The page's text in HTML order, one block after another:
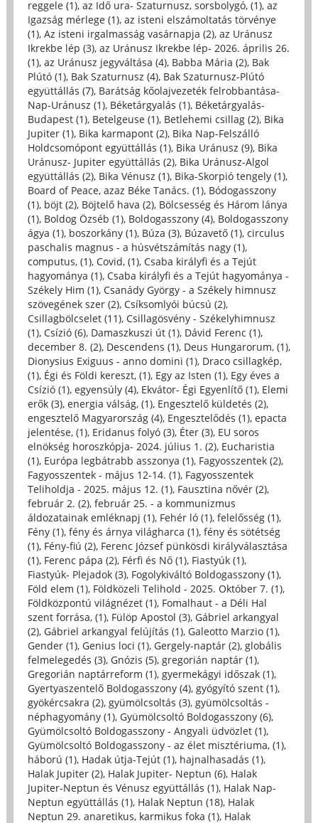
reggele (1), az Idő ura- Szaturnusz, sorsbolygó, (1), az
Igazság mérlege (1), az isteni elszámoltatás törvénye
(1), Az isteni irgalmasság vasárnapja (2), az Uránusz
Ikrekbe lép (3), az Uránusz Ikrekbe lép- 2026. április 26.
(1), az Uránusz jegyváltása (4), Babba Mária (2), Bak
Plútó (1), Bak Szaturnusz (4), Bak Szaturnusz-Plútó
együttállás (7), Barátság kőolajvezeték felrobbantása-
Nap-Uránusz (1), Béketárgyalás (1), Béketárgyalás-
Budapest (1), Betelgeuse (1), Betlehemi csillag (2), Bika
Jupiter (1), Bika karmapont (2), Bika Nap-Felszálló
Holdcsomópont együttállás (1), Bika Uránusz (9), Bika
Uránusz- Jupiter együttállás (2), Bika Uránusz-Algol
együttállás (2), Bika Vénusz (1), Bika-Skorpió tengely (1),
Board of Peace, azaz Béke Tanács. (1), Bódogasszony
(1), böjt (2), Böjtelő hava (2), Bölcsesség és Három lánya
(1), Boldog Özséb (1), Boldogasszony (4), Boldogasszony
ágya (1), boszorkány (1), Búza (3), Búzavető (1), circulus
paschalis magnus - a húsvétszámítás nagy (1),
computus, (1), Covid, (1), Csaba királyfi és a Tejút
hagyománya (1), Csaba királyfi és a Tejút hagyománya -
Székely Him (1), Csanády György - a Székely himnusz
szövegének szer (2), Csíksomlyói búcsú (2),
Csillagbölcselet (11), Csillagösvény - Székelyhimnusz
(1), Csízió (6), Damaszkuszi út (1), Dávid Ferenc (1),
december 8. (2), Descendens (1), Deus Hungarorum, (1),
Dionysius Exiguus - anno domini (1), Draco csillagkép,
(1), Égi és Földi kereszt, (1), Egy az Isten (1), Egy éves a
Csízió (1), egyensúly (4), Ekvátor- Égi Egyenlítő (1), Elemi
erők (3), energia válság, (1), Engesztelő küldetés (2),
engesztelő Magyarország (4), Engesztelődés (1), epacta
jelentése, (1), Eridanus folyó (3), Éter (3), EU soros
elnökség horoszkópja- 2024. július 1. (2), Eucharistia
(1), Európa legbátrabb asszonya (1), Fagyosszentek (2),
Fagyosszentek - május 12-14. (1), Fagyosszentek
Teliholdja - 2025. május 12. (1), Fausztina nővér (2),
február 2. (2), február 25. - a kommunizmus
áldozatainak emléknapj (1), Fehér ló (1), felelősség (1),
Fény (1), fény és árnya világharca (1), fény és sötétség
(1), Fény-fiú (2), Ferenc József pünkösdi királyválasztása
(1), Ferenc pápa (2), Férfi és Nő (1), Fiastyúk (1),
Fiastyúk- Plejadok (3), Fogolykiváltó Boldogasszony (1),
Föld elem (1), Földközeli Telihold - 2025. Október 7. (1),
Földközpontú világnézet (1), Fomalhaut - a Déli Hal
szent forrása, (1), Fülöp Apostol (3), Gábriel arkangyal
(2), Gábriel arkangyal felújítás (1), Galeotto Marzio (1),
Gender (1), Genius loci (1), Gergely-naptár (2), globális
felmelegedés (3), Gnózis (5), gregorián naptár (1),
Gregorián naptárreform (1), gyermekágyi időszak (1),
Gyertyaszentelő Boldogasszony (4), gyógyító szent (1),
gyökércsakra (2), gyümölcsoltás (3), gyümölcsoltás -
néphagyomány (1), Gyümölcsoltó Boldogasszony (6),
Gyümölcsoltó Boldogasszony - Angyali üdvözlet (1),
Gyümölcsoltó Boldogasszony - az élet misztériuma, (1),
háború (1), Hadak útja-Tejút (1), hajnalhasadás (1),
Halak Jupiter (2), Halak Jupiter- Neptun (6), Halak
Jupiter-Neptun és Vénusz együttállás (1), Halak Nap-
Neptun együttállás (1), Halak Neptun (18), Halak
Neptun 29. anaretikus, karmikus foka (1), Halak